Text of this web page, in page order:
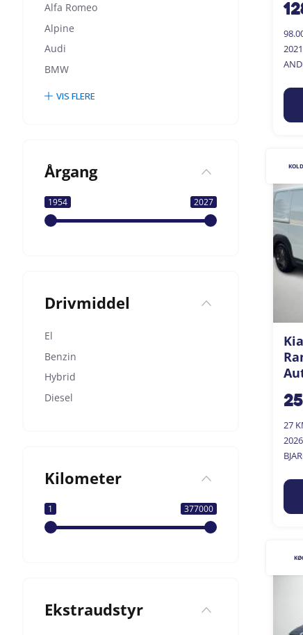
Alfa Romeo
Alpine
Audi
BMW
VIS FLERE
Årgang
1954 2027
Drivmiddel
El
Benzin
Hybrid
Diesel
Kilometer
1 377000
Ekstraudstyr
2021
27
2026